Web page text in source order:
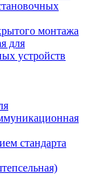
монтажа
для
устройств
стандарта